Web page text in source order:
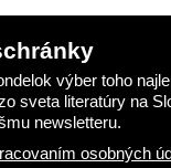
výber toho
sveta literatúry na
newsletteru.
osobných